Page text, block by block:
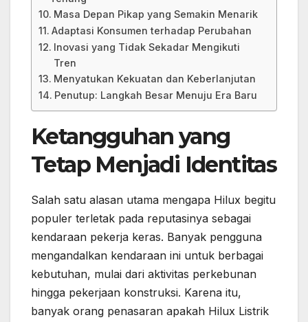
Masa Depan Pikap yang Semakin Menarik
Adaptasi Konsumen terhadap Perubahan
Inovasi yang Tidak Sekadar Mengikuti
Tren
Menyatukan Kekuatan dan Keberlanjutan
Penutup: Langkah Besar Menuju Era Baru
Ketangguhan yang
Tetap Menjadi Identitas
Salah satu alasan utama mengapa Hilux begitu
populer terletak pada reputasinya sebagai
kendaraan pekerja keras. Banyak pengguna
mengandalkan kendaraan ini untuk berbagai
kebutuhan, mulai dari aktivitas perkebunan
hingga pekerjaan konstruksi. Karena itu,
banyak orang penasaran apakah Hilux Listrik